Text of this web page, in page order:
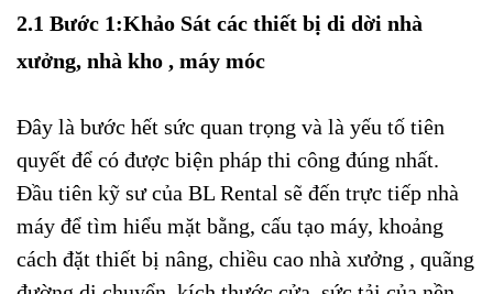
2.1 Bước 1:Khảo Sát các thiết bị di dời nhà
xưởng, nhà kho , máy móc
Đây là bước hết sức quan trọng và là yếu tố tiên
quyết để có được biện pháp thi công đúng nhất.
Đầu tiên kỹ sư của BL Rental sẽ đến trực tiếp nhà
máy để tìm hiểu mặt bằng, cấu tạo máy, khoảng
cách đặt thiết bị nâng, chiều cao nhà xưởng , quãng